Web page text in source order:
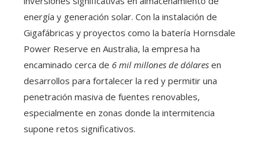
energía y generación solar. Con la instalación de
Gigafábricas y proyectos como la batería Hornsdale
Power Reserve en Australia, la empresa ha
encaminado cerca de 6 mil millones de dólares en
desarrollos para fortalecer la red y permitir una
penetración masiva de fuentes renovables,
especialmente en zonas donde la intermitencia
supone retos significativos.